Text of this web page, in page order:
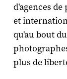
d'agences
et
qu'au bout
plus de